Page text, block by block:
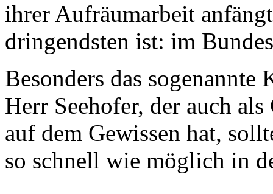
ihrer Aufräumarbeit
dringendsten ist: im
Besonders das sogenannte
Herr Seehofer, der auch
auf dem Gewissen hat,
so schnell wie möglich in